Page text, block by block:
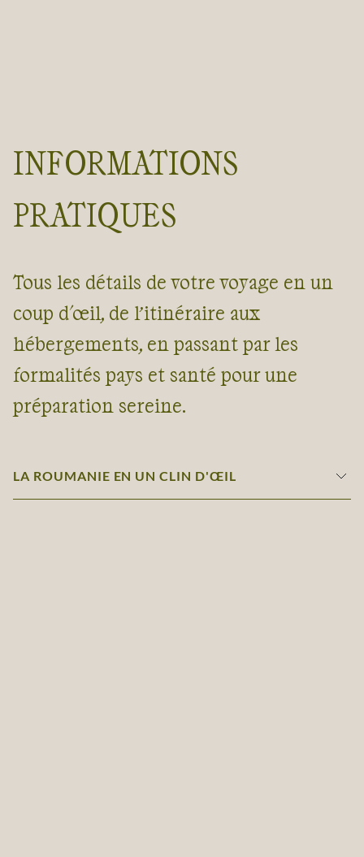
INFORMATIONS
PRATIQUES
Tous les détails de votre voyage en un
coup d'œil, de l’itinéraire aux
hébergements, en passant par les
formalités pays et santé pour une
préparation sereine.
LA ROUMANIE EN UN CLIN D'ŒIL